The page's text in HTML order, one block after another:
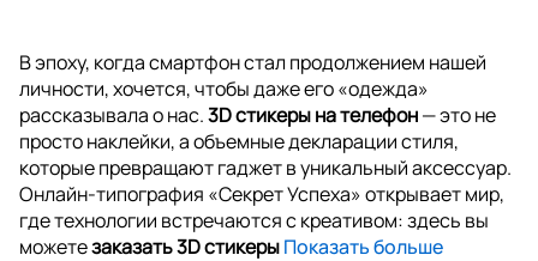
В эпоху, когда смартфон стал продолжением нашей
личности, хочется, чтобы даже его «одежда»
рассказывала о нас.3D стикеры на телефон— это не
просто наклейки, а объемные декларации стиля,
которые превращают гаджет в уникальный аксессуар.
Онлайн-типография «Секрет Успеха» открывает мир,
где технологии встречаются с креативом: здесь вы
можетезаказать 3D стикерыПоказать больше